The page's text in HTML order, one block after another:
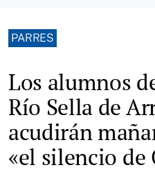
PARRES
Los alumnos
Río Sella de
acudirán
«el silencio de